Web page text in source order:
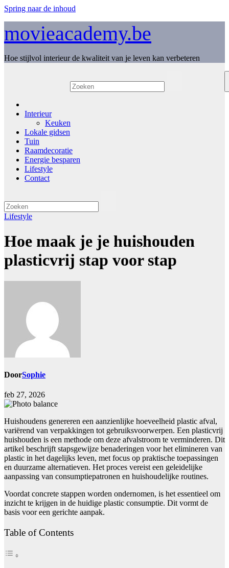
Spring naar de inhoud
movieacademy.be
Hoe stijlvol interieur de kwaliteit van je leven kan verbeteren
Interieur
Keuken
Lokale gidsen
Tuin
Raamdecoratie
Energie besparen
Lifestyle
Contact
Lifestyle
Hoe maak je je huishouden
plasticvrij stap voor stap
DoorSophie
feb 27, 2026
Huishoudens genereren een aanzienlijke hoeveelheid plastic afval,
variërend van verpakkingen tot gebruiksvoorwerpen. Een plasticvrij
huishouden is een methode om deze afvalstroom te verminderen. Dit
artikel beschrijft stapsgewijze benaderingen voor het elimineren van
plastic in het dagelijks leven, met focus op praktische toepassingen
en duurzame alternatieven. Het proces vereist een geleidelijke
aanpassing van consumptiepatronen en huishoudelijke routines.
Voordat concrete stappen worden ondernomen, is het essentieel om
inzicht te krijgen in de huidige plastic consumptie. Dit vormt de
basis voor een gerichte aanpak.
Table of Contents